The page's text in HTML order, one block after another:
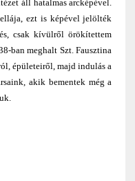
áll hatalmas arcképével.
ezt is képével jelölték
csak kívülről örökítettem
ban meghalt Szt. Fausztina
épületeiről, majd indulás a
akik bementek még a